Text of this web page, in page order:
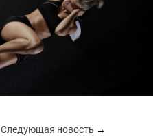
Следующая новость →